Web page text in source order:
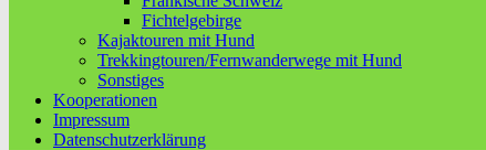
Fichtelgebirge
Kajaktouren mit Hund
Trekkingtouren/Fernwanderwege mit Hund
Sonstiges
Kooperationen
Impressum
Datenschutzerklärung